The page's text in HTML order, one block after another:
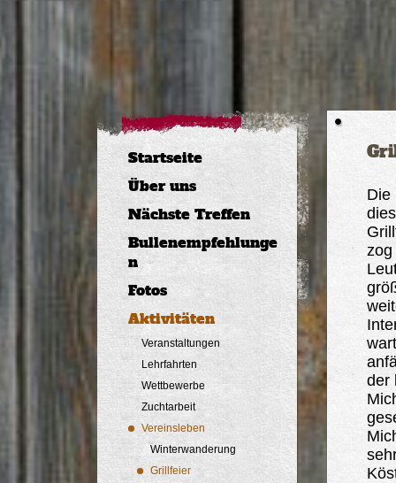
Startseite
Über uns
Nächste Treffen
Bullenempfehlunge
n
Fotos
Aktivitäten
Veranstaltungen
Lehrfahrten
Wettbewerbe
Zuchtarbeit
Vereinsleben
Winterwanderung
Grillfeier
Die
zog
der